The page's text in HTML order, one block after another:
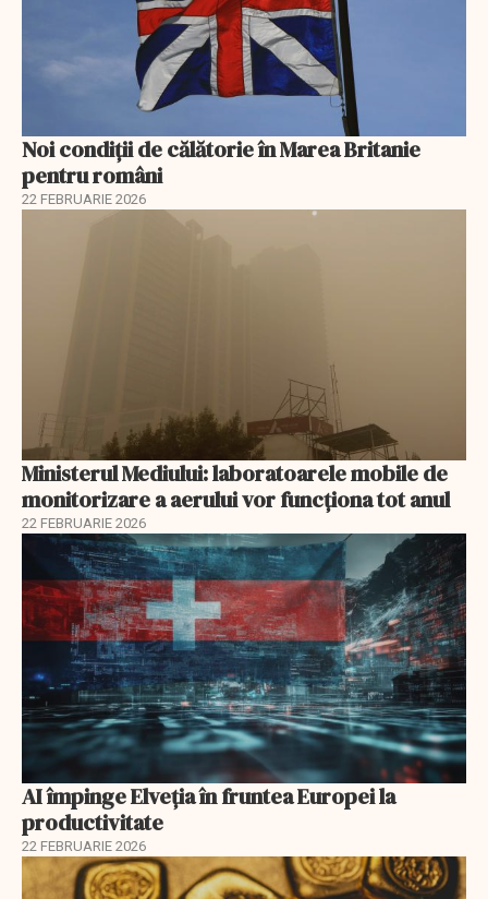
Noi condiții de călătorie în Marea Britanie
pentru români
22 FEBRUARIE 2026
Ministerul Mediului: laboratoarele mobile de
monitorizare a aerului vor funcționa tot anul
22 FEBRUARIE 2026
AI împinge Elveția în fruntea Europei la
productivitate
22 FEBRUARIE 2026